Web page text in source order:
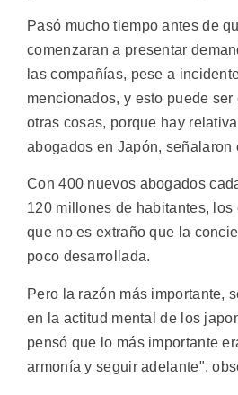
Pasó mucho tiempo antes de
comenzaran a presentar
las compañías, pese a
mencionados, y esto puede
otras cosas, porque hay
abogados en Japón, señalaron
Con 400 nuevos abogados
120 millones de habitantes, los
que no es extraño que la
poco desarrollada.
Pero la razón más importante,
en la actitud mental de los
pensó que lo más importante
armonía y seguir adelante",